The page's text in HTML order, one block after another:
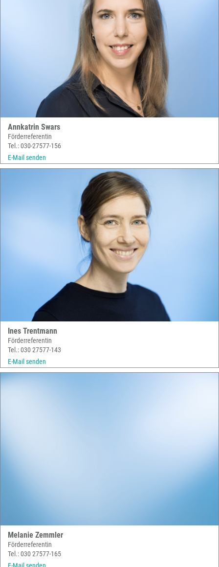
Annkatrin Swars
Förderreferentin
Tel.: 030-27577-156
E-Mail senden
Ines Trentmann
Förderreferentin
Tel.: 030 27577-143
E-Mail senden
Melanie Zemmler
Förderreferentin
Tel.: 030 27577-165